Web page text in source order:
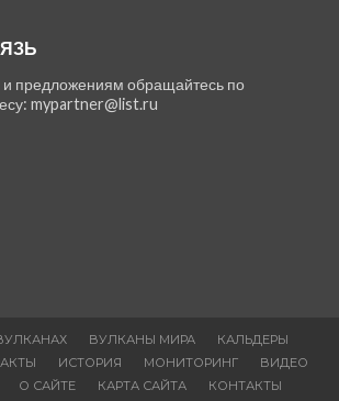
предложениям обращайтесь по
mypartner@list.ru
ВУЛКАНЫ МИРА
КАЛЬДЕРЫ
ИСТОРИЯ МОНИТОРИНГ
ВИДЕО
О САЙТЕ КАРТА САЙТА КОНТАКТЫ